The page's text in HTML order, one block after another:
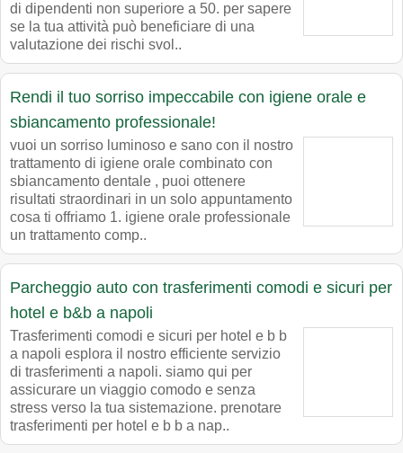
di dipendenti non superiore a 50. per sapere
se la tua attività può beneficiare di una
valutazione dei rischi svol..
Rendi il tuo sorriso impeccabile con igiene orale e
sbiancamento professionale!
vuoi un sorriso luminoso e sano con il nostro
trattamento di igiene orale combinato con
sbiancamento dentale , puoi ottenere
risultati straordinari in un solo appuntamento
cosa ti offriamo 1. igiene orale professionale
un trattamento comp..
Parcheggio auto con trasferimenti comodi e sicuri per
hotel e b&b a napoli
Trasferimenti comodi e sicuri per hotel e b b
a napoli esplora il nostro efficiente servizio
di trasferimenti a napoli. siamo qui per
assicurare un viaggio comodo e senza
stress verso la tua sistemazione. prenotare
trasferimenti per hotel e b b a nap..